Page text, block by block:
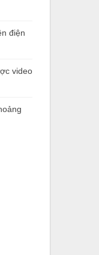
điện
video